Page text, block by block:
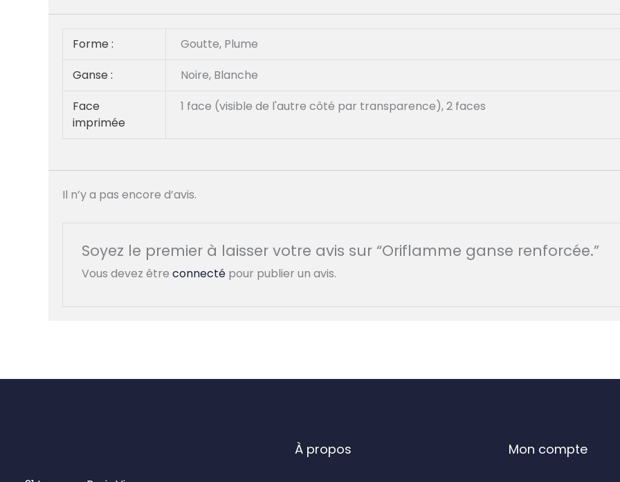
Forme :
Goutte, Plume
Ganse :
Noire, Blanche
Face
imprimée
1 face (visible de l'autre côté par transparence), 2 faces
Il n’y a pas encore d’avis.
Soyez le premier à laisser votre avis sur “Oriflamme ganse renforcée.”
Vous devez être connectépour publier un avis.
À propos Mon compte